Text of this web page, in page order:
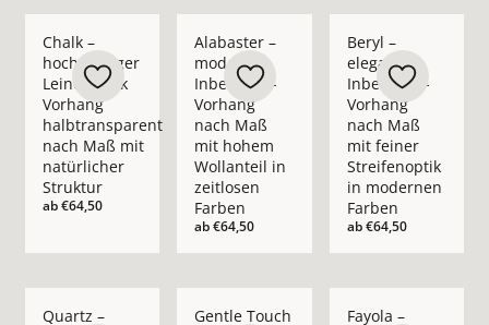
Chalk –
hochwertiger
Leinenoptik
Vorhang
halbtransparent
nach Maß mit
natürlicher
Struktur
ab€64,50
Alabaster –
moderner
Inbetween-
Vorhang
nach Maß
mit hohem
Wollanteil in
zeitlosen
Farben
ab€64,50
Beryl –
eleganter
Inbetween-
Vorhang
nach Maß
mit feiner
Streifenoptik
in modernen
Farben
ab€64,50
Quartz – Gentle Touch Fayola –